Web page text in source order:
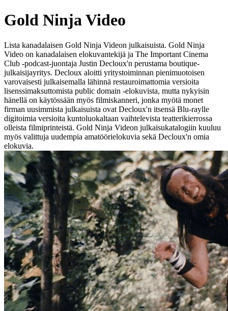
Gold Ninja Video
Lista kanadalaisen Gold Ninja Videon julkaisuista. Gold Ninja
Video on kanadalaisen elokuvantekijä ja The Important Cinema
Club -podcast-juontaja Justin Decloux'n perustama boutique-
julkaisijayritys. Decloux aloitti yritystoiminnan pienimuotoisen
varovaisesti julkaisemalla lähinnä restauroimattomia versioita
lisenssimaksuttomista public domain -elokuvista, mutta nykyisin
hänellä on käytössään myös filmiskanneri, jonka myötä monet
firman uusimmista julkaisuista ovat Decloux'n itsensä Blu-raylle
digitoimia versioita kuntoluokaltaan vaihtelevista teatterikierrossa
olleista filmiprinteistä. Gold Ninja Videon julkaisukatalogiin kuuluu
myös valittuja uudempia amatöörielokuvia sekä Decloux'n omia
elokuvia.